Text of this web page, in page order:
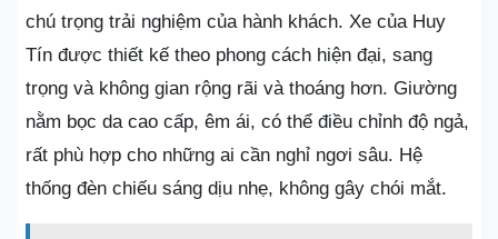
chú trọng trải nghiệm của hành khách. Xe của Huy
Tín được thiết kế theo phong cách hiện đại, sang
trọng và không gian rộng rãi và thoáng hơn. Giường
nằm bọc da cao cấp, êm ái, có thể điều chỉnh độ ngả,
rất phù hợp cho những ai cần nghỉ ngơi sâu. Hệ
thống đèn chiếu sáng dịu nhẹ, không gây chói mắt.